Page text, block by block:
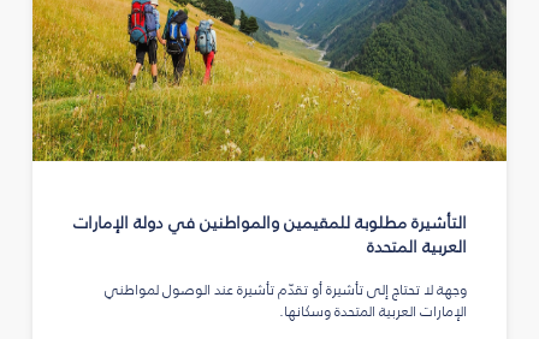
التأشيرة مطلوبة للمقيمين والمواطنين في دولة الإمارات
العربية المتحدة
وجهة لا تحتاج إلى تأشيرة أو تقدّم تأشيرة عند الوصول لمواطني
الإمارات العربية المتحدة وسكانها.